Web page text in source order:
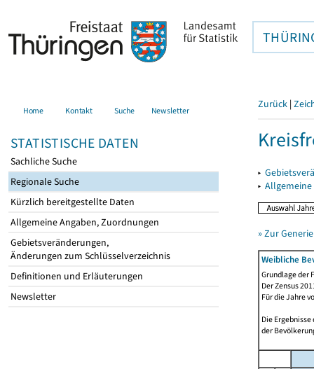
Home Kontakt Suche Newsletter
STATISTISCHE DATEN
Sachliche Suche
Regionale Suche
Kürzlich bereitgestellte Daten
Allgemeine Angaben, Zuordnungen
Gebietsveränderungen,
Änderungen zum Schlüsselverzeichnis
Definitionen und Erläuterungen
Newsletter
Zurück |
▸
▸
» Zur
Weibliche
Grundlage der
Der Zensus
Für die Jahre
Die
der